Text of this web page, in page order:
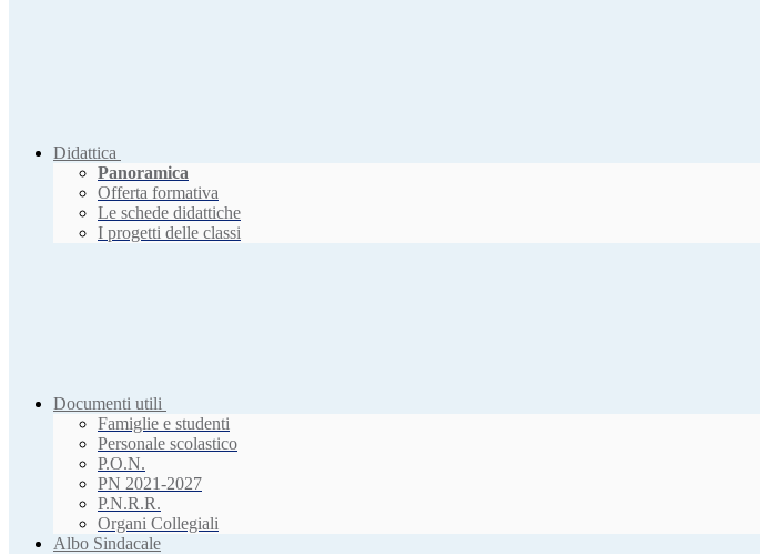
Didattica
Panoramica
Offerta formativa
Le schede didattiche
I progetti delle classi
Documenti utili
Famiglie e studenti
Personale scolastico
P.O.N.
PN 2021-2027
P.N.R.R.
Organi Collegiali
Albo Sindacale